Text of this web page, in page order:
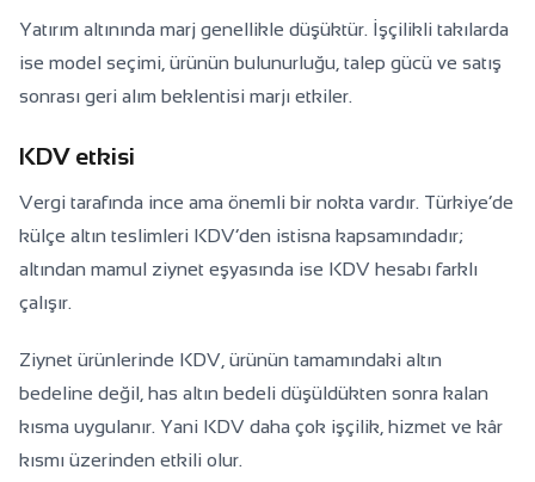
Yatırım altınında marj genellikle düşüktür. İşçilikli takılarda
ise model seçimi, ürünün bulunurluğu, talep gücü ve satış
sonrası geri alım beklentisi marjı etkiler.
KDV etkisi
Vergi tarafında ince ama önemli bir nokta vardır. Türkiye’de
külçe altın teslimleri KDV’den istisna kapsamındadır;
altından mamul ziynet eşyasında ise KDV hesabı farklı
çalışır.
Ziynet ürünlerinde KDV, ürünün tamamındaki altın
bedeline değil, has altın bedeli düşüldükten sonra kalan
kısma uygulanır. Yani KDV daha çok işçilik, hizmet ve kâr
kısmı üzerinden etkili olur.